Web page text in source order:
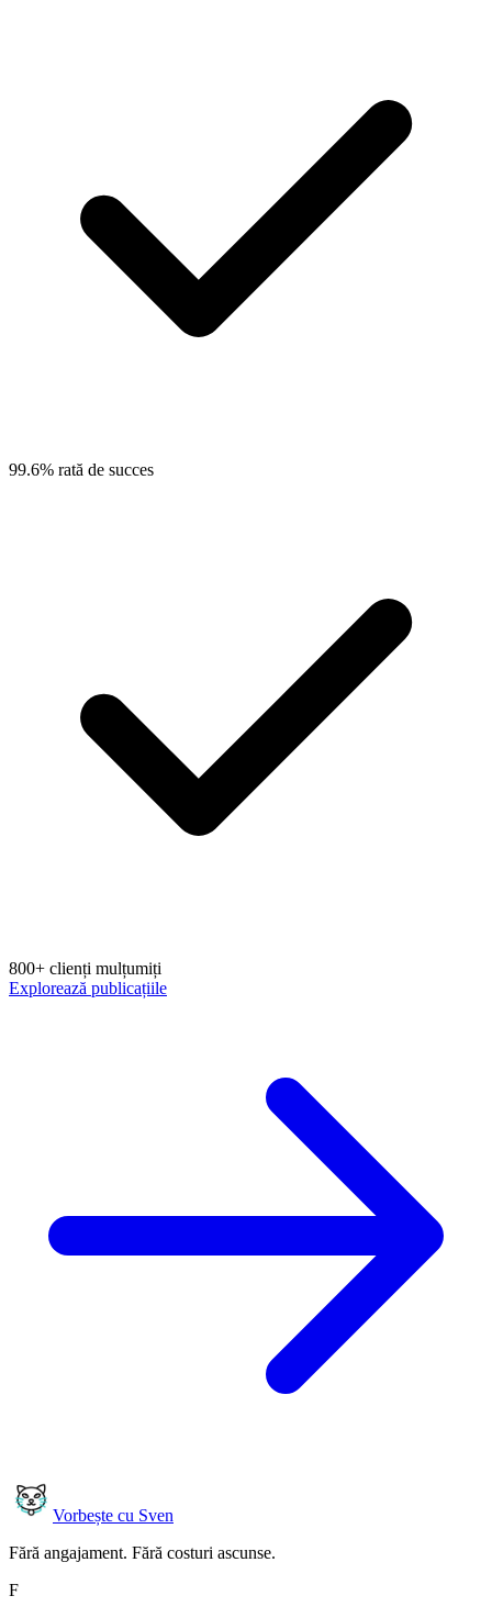
99.6% rată de succes
800+ clienți mulțumiți
Explorează publicațiile
Vorbește cu Sven
Fără angajament. Fără costuri ascunse.
F